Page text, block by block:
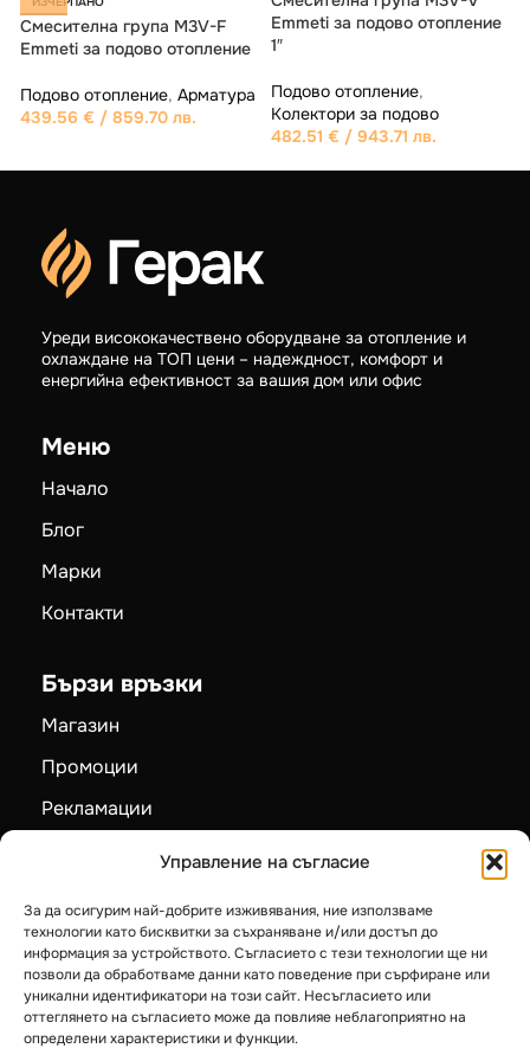
Управление на съгласие
За да осигурим най-добрите изживявания, ние използваме
технологии като бисквитки за съхраняване и/или достъп до
информация за устройството. Съгласието с тези технологии ще ни
позволи да обработваме данни като поведение при сърфиране или
уникални идентификатори на този сайт. Несъгласието или
оттеглянето на съгласието може да повлияе неблагоприятно на
определени характеристики и функции.
Подово отопление,
233.51€/ 456.71 лв.
отопление/ охлаждане
Подово отопление
и Подложка
11.10€/ 21.71 лв.
Уреди висококачествено оборудване за отопление и
охлаждане на ТОП цени – надеждност, комфорт и
енергийна ефективност за вашия дом или офис
Меню
Начало
Блог
Марки
Контакти
Бързи връзки
Магазин
Промоции
Рекламации
Карта на сайта
Категории
Пелетни камини
Камини на дърва
Котли на твърдо гориво